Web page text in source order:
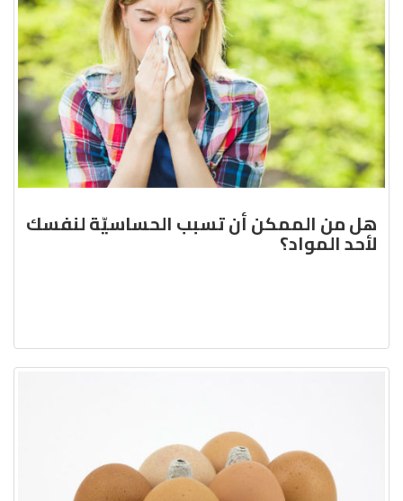
هل من الممكن أن تسبب الحساسيّة لنفسك
لأحد المواد؟